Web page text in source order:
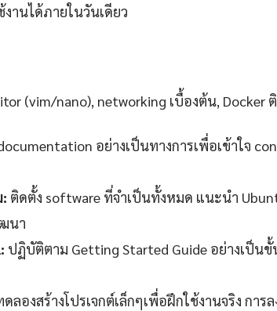
านได้ภายในวันเดียว
(vim/nano), networking เบื้องต้น, Docker
อย่างเป็นทางการเพื่อเข้าใจ
ติดตั้ง software ที่จำเป็นทั้งหมด แนะนำ
นา
ปฏิบัติตาม Getting Started Guide อย่างเป็น
ดลองสร้างโปรเจกต์เล็กๆเพื่อฝึกใช้งานจริง การ